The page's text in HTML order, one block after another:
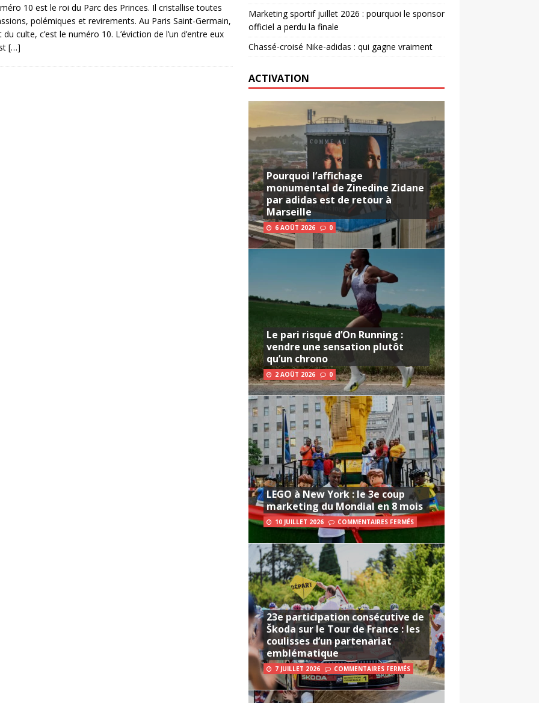
10 est le roi du Parc des Princes. Il cristallise toutes
polémiques et revirements. Au Paris Saint-Germain,
du culte, c’est le numéro 10. L’éviction de l’un d’entre eux
[…]
Marketing sportif juillet 2026 : pourquoi le sponsor
officiel a perdu la finale
Chassé-croisé Nike-adidas : qui gagne vraiment
ACTIVATION
Pourquoi l’affichage
monumental de Zinedine Zidane
par adidas est de retour à
Marseille
6 AOÛT 2026 0
Le pari risqué d’On Running :
vendre une sensation plutôt
qu’un chrono
2 AOÛT 2026 0
LEGO à New York : le 3e coup
marketing du Mondial en 8 mois
10 JUILLET 2026 COMMENTAIRES FERMÉS
23e participation consécutive de
Škoda sur le Tour de France : les
coulisses d’un partenariat
emblématique
7 JUILLET 2026 COMMENTAIRES FERMÉS